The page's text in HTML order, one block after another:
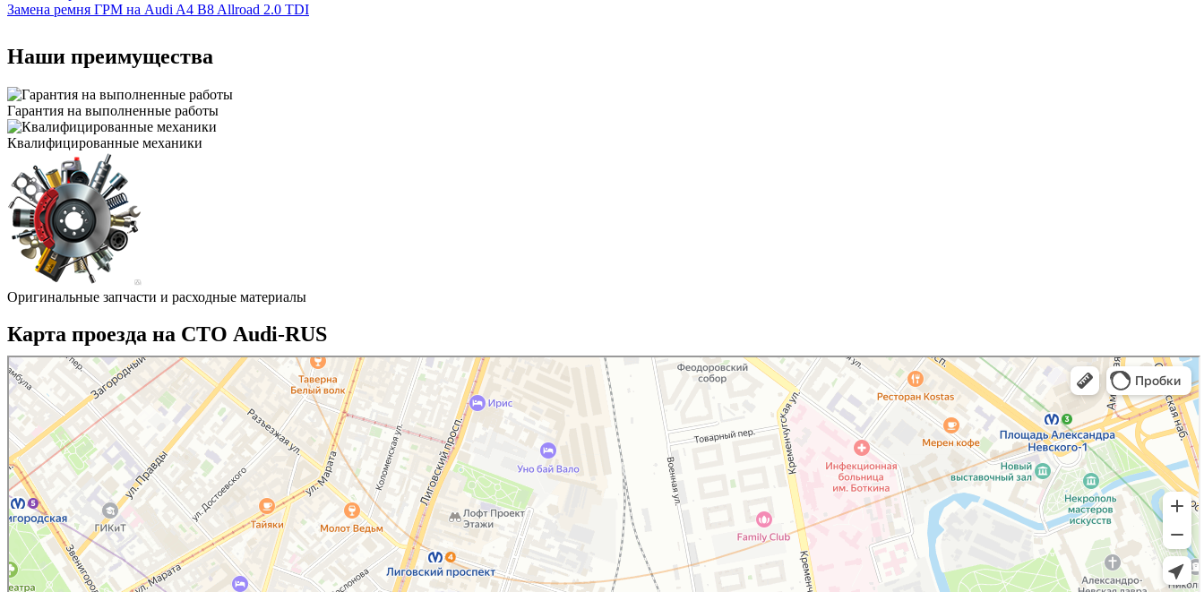
Замена ремня ГРМ на Audi A4 B8 Allroad 2.0 TDI
Наши преимущества
Гарантия на выполненные работы
Квалифицированные механики
Оригинальные запчасти и расходные материалы
Карта проезда на СТО Audi-RUS